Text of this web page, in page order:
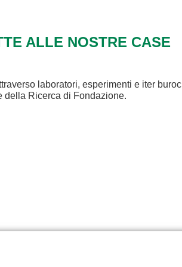
ALLE NOSTRE CASE
laboratori, esperimenti e iter
della Ricerca di Fondazione.